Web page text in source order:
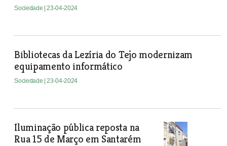
Sociedade | 23-04-2024
Bibliotecas da Lezíria do Tejo modernizam
equipamento informático
Sociedade | 23-04-2024
Iluminação pública reposta na
Rua 15 de Março em Santarém